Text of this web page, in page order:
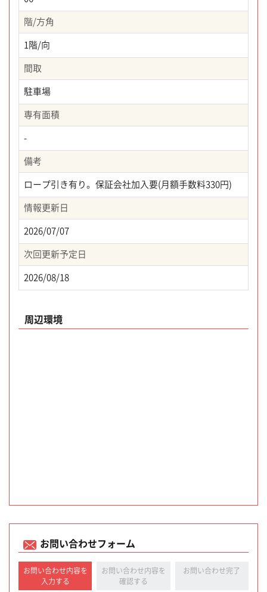
階/方角
1階/向
間取
駐車場
専有面積
-
備考
ロープ引き有り。保証会社加入要(月額手数料330円)
情報更新日
2026/07/07
次回更新予定日
2026/08/18
周辺環境
お問い合わせフォーム
お問い合わせ内容を
入力する
お問い合わせ内容を
確認する
お問い合わせ完了